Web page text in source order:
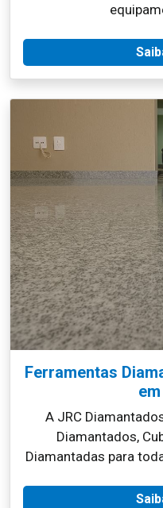
Ferramentas
A JRC
Diamantados,
Diamantadas para